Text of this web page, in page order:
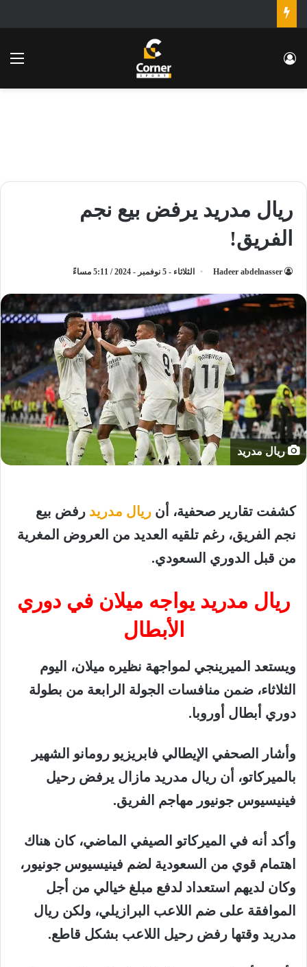
تسجيل الدخول
ريال مدريد يرفض بيع نجم
الفريق!
Hadeer abdelnasser الثلاثاء - 5 نوفمبر - 2024 / 5:11 مساءً
ريال مدريد
كشفت تقارير صحفية، أن ريال مدريد رفض بيع
نجم الفريق، رغم تلقيه العديد من العروض المغرية
من قبل الدوري السعودي.
ريال مدريد يواجه ميلان في دوري
الأبطال
ويستعد الميرينجي لمواجهة نظيره ميلان،
اليوم
الثلاثاء، ضمن منافسات الجولة الرابعة من بطولة
دوري أبطال أوروبا.
وأشار الصحفي الإيطالي فابريزيو رومانو الشهير
بالميركاتو،
أن ريال مدريد مازال يرفض رحيل
فينيسيوس جونيور مهاجم الفريق.
وأكد أنه في الميركاتو الصيفي الماضي، كان هناك
اهتمام قوي من السعودية لضم فينيسيوس جونيور،
وكان لديهم استعداد لدفع مبلغ خيالي من أجل
الموافقة على ضم اللاعب البرازيلي، ولكن ريال
مدريد وقتها رفض رحيل اللاعب بشكل قاطع.